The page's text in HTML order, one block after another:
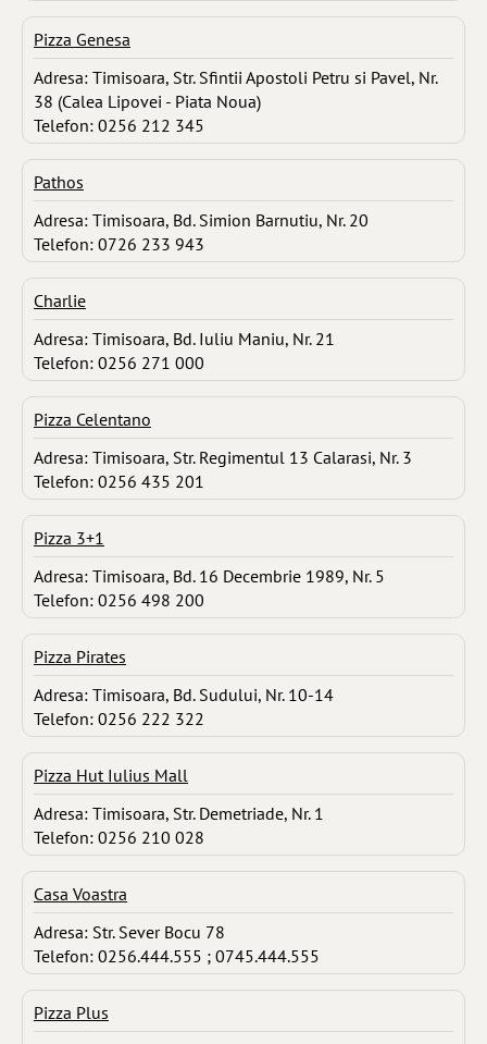
Pizza Genesa
Adresa: Timisoara, Str. Sfintii Apostoli Petru si Pavel, Nr.
38 (Calea Lipovei - Piata Noua)
Telefon: 0256 212 345
Pathos
Adresa: Timisoara, Bd. Simion Barnutiu, Nr. 20
Telefon: 0726 233 943
Charlie
Adresa: Timisoara, Bd. Iuliu Maniu, Nr. 21
Telefon: 0256 271 000
Pizza Celentano
Adresa: Timisoara, Str. Regimentul 13 Calarasi, Nr. 3
Telefon: 0256 435 201
Pizza 3+1
Adresa: Timisoara, Bd. 16 Decembrie 1989, Nr. 5
Telefon: 0256 498 200
Pizza Pirates
Adresa: Timisoara, Bd. Sudului, Nr. 10-14
Telefon: 0256 222 322
Pizza Hut Iulius Mall
Adresa: Timisoara, Str. Demetriade, Nr. 1
Telefon: 0256 210 028
Casa Voastra
Adresa: Str. Sever Bocu 78
Telefon: 0256.444.555 ; 0745.444.555
Pizza Plus